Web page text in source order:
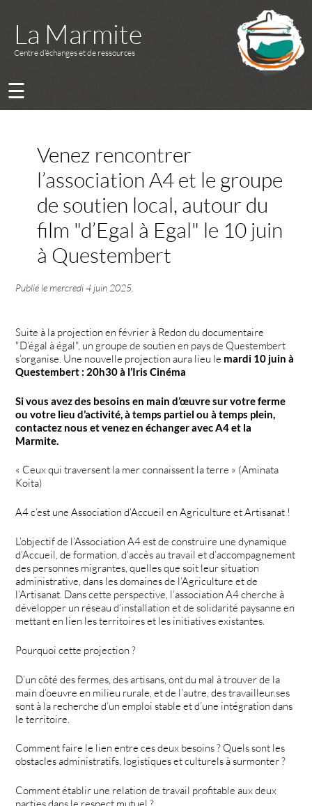
La Marmite
Centre d’échanges et de ressources
☰
Venez rencontrer
l’association A4 et le groupe
de soutien local, autour du
film "d’Egal à Egal" le 10 juin
à Questembert
Publié lemercredi 4 juin 2025
Suite à la projection en février à Redon du documentaire
"D’égal à égal", un groupe de soutien en pays de Questembert
s’organise. Une nouvelle projection aura lieu le mardi 10 juin à
Questembert : 20h30 à l’Iris Cinéma
Si vous avez des besoins en main d’œuvre sur votre ferme
ou votre lieu d’activité, à temps partiel ou à temps plein,
contactez nous et venez en échanger avec A4 et la
Marmite.
« Ceux qui traversent la mer connaissent la terre » (Aminata
Koita)
A4 c’est une Association d’Accueil en Agriculture et Artisanat !
L’objectif de l’Association A4 est de construire une dynamique
d’Accueil, de formation, d’accès au travail et d’accompagnement
des personnes migrantes, quelles que soit leur situation
administrative, dans les domaines de l’Agriculture et de
l’Artisanat. Dans cette perspective, l’association A4 cherche à
développer un réseau d’installation et de solidarité paysanne en
mettant en lien les territoires et les initiatives existantes.
Pourquoi cette projection ?
D’un côté des fermes, des artisans, ont du mal à trouver de la
main d’oeuvre en milieu rurale, et de l’autre, des travailleur.ses
sont à la recherche d’un emploi stable et d’une intégration dans
le territoire.
Comment faire le lien entre ces deux besoins ? Quels sont les
obstacles administratifs, logistiques et culturels à surmonter ?
Comment établir une relation de travail profitable aux deux